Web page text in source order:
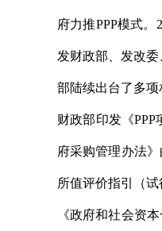
府力推PPP模式
发财政部、发改
部陆续出台了多
财政部印发《
府采购管理办法
所值评价指引（
《政府和社会资